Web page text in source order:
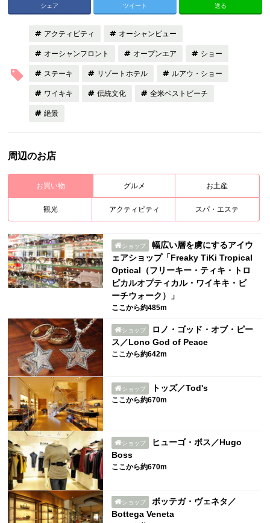
シェア ツイート 送る
アクティビティ オーシャンビュー
オーシャンフロント オープンエア ショー
ステーキ リゾートホテル ルアウ・ショー
ワイキキ 伝統文化 全米ベストビーチ
絶景
周辺のお店
お買い物 グルメ お土産
観光 アクティビティ スパ・エステ
ショップ
幅広い層を虜にするアイウ
ェアショップ「Freaky TiKi Tropical
Optical（フリーキー・ティキ・トロ
ピカルオプティカル・ワイキキ・ビ
ーチウォーク）」
ここから約485m
ショップ
ロノ・ゴッド・オブ・ピー
ス／Lono God of Peace
ここから約642m
ショップ トッズ／Tod's
ここから約670m
ショップ
ヒューゴ・ボス／Hugo
Boss
ここから約670m
ショップ
ボッテガ・ヴェネタ／
Bottega Veneta